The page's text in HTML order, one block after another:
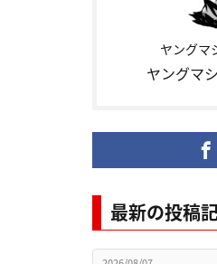
ヤングマ
ヤングマ
最新の投稿